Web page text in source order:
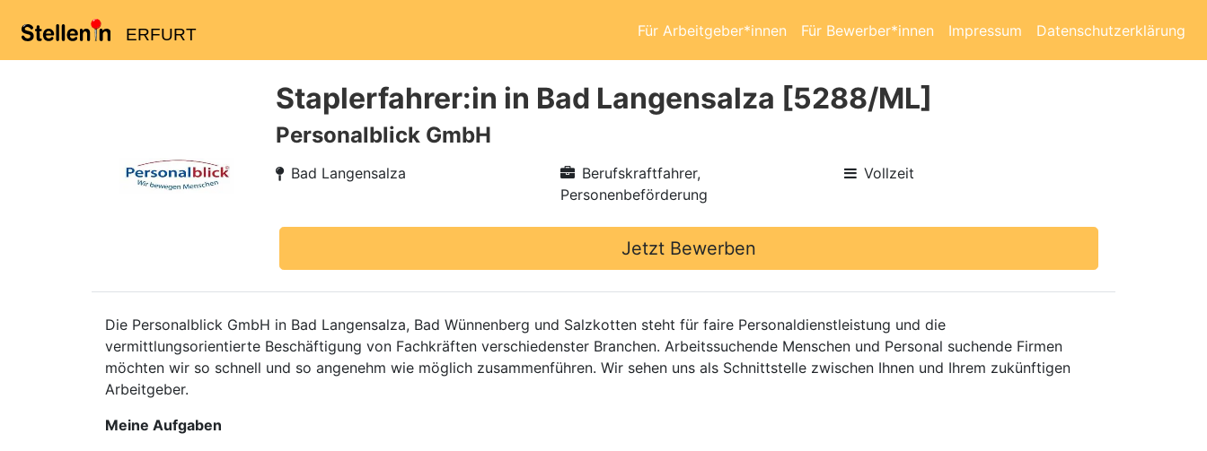
ERFURT Für Arbeitgeber*innen Für Bewerber*innen Impressum Datenschutzerklärung
Staplerfahrer:in in Bad Langensalza [5288/ML]
Personalblick GmbH
Bad Langensalza
Berufskraftfahrer,
Personenbeförderung
Vollzeit
Jetzt Bewerben
Die Personalblick GmbH in Bad Langensalza, Bad Wünnenberg und Salzkotten steht für faire Personaldienstleistung und die
vermittlungsorientierte Beschäftigung von Fachkräften verschiedenster Branchen. Arbeitssuchende Menschen und Personal suchende Firmen
möchten wir so schnell und so angenehm wie möglich zusammenführen. Wir sehen uns als Schnittstelle zwischen Ihnen und Ihrem zukünftigen
Arbeitgeber.
Meine Aufgaben